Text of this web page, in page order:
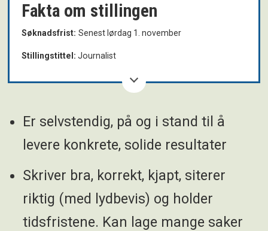
Fakta om stillingen
Søknadsfrist:Senest lørdag 1. november
Stillingstittel: Journalist
Arbeidstid:Turnus, dagtid, kveld og natt, alle dager
Arbeidsspråk:Norsk
Antall stillinger: 1 (100 %)
Er selvstendig, på og i stand til å
levere konkrete, solide resultater
Skriver bra, korrekt, kjapt, siterer
riktig (med lydbevis) og holder
tidsfristene. Kan lage mange saker